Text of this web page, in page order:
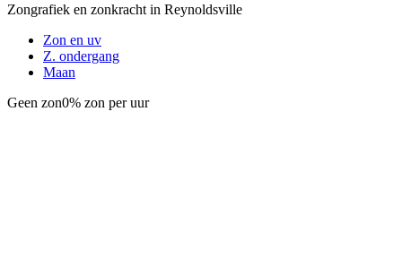
Zongrafiek en zonkracht in Reynoldsville
Zon en uv
Z. ondergang
Maan
Geen zon0% zon per uur